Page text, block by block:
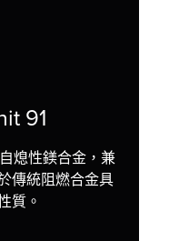
91
熄性鎂合金，兼
傳統阻燃合金具
質。